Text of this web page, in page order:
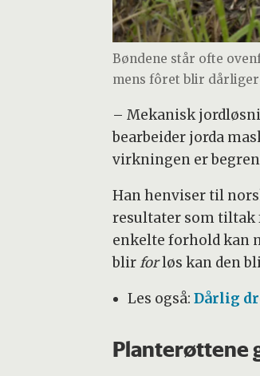
Bøndene står ofte
mens fôret blir
– Mekanisk
bearbeider jorda
virkningen er
Han henviser til
resultater som tiltak
enkelte forhold kan
blirforløs kan den
Les også: Dårlig
Planterøttene